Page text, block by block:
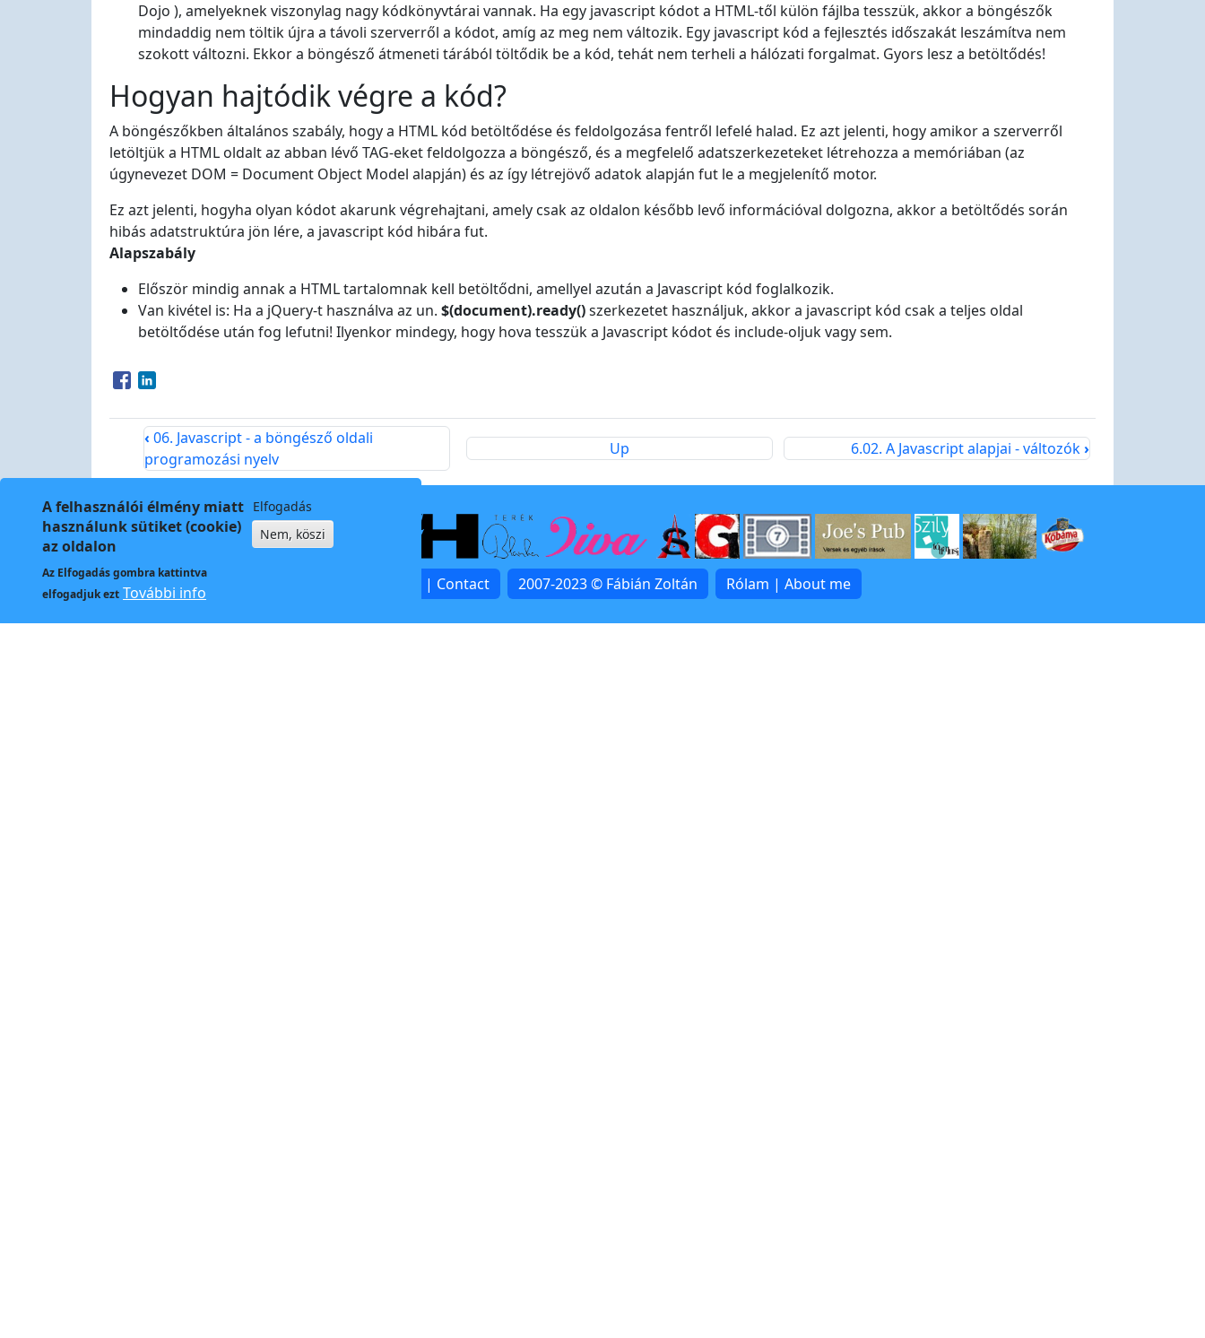
Dojo ), amelyeknek viszonylag nagy kódkönyvtárai vannak. Ha egy javascript kódot a HTML-től külön fájlba tesszük, akkor a böngészők
mindaddig nem töltik újra a távoli szerverről a kódot, amíg az meg nem változik. Egy javascript kód a fejlesztés időszakát leszámítva nem
szokott változni. Ekkor a böngésző átmeneti tárából töltődik be a kód, tehát nem terheli a hálózati forgalmat. Gyors lesz a betöltődés!
Hogyan hajtódik végre a kód?
A böngészőkben általános szabály, hogy a HTML kód betöltődése és feldolgozása fentről lefelé halad. Ez azt jelenti, hogy amikor a szerverről
letöltjük a HTML oldalt az abban lévő TAG-eket feldolgozza a böngésző, és a megfelelő adatszerkezeteket létrehozza a memóriában (az
úgynevezet DOM = Document Object Model alapján) és az így létrejövő adatok alapján fut le a megjelenítő motor.
Ez azt jelenti, hogyha olyan kódot akarunk végrehajtani, amely csak az oldalon később levő információval dolgozna, akkor a betöltődés során
hibás adatstruktúra jön lére, a javascript kód hibára fut.
Alapszabály
Először mindig annak a HTML tartalomnak kell betöltődni, amellyel azután a Javascript kód foglalkozik.
Van kivétel is: Ha a jQuery-t használva az un. $(document).ready()szerkezetet használjuk, akkor a javascript kód csak a teljes oldal
betöltődése után fog lefutni! Ilyenkor mindegy, hogy hova tesszük a Javascript kódot és include-oljuk vagy sem.
Opens in a new window
Opens in a new window
‹ 06. Javascript - a böngésző oldali
programozási nyelv
Up 6.02. A Javascript alapjai - változók›
Kapcsolat | Contact 2007-2023 © Fábián Zoltán Rólam | About me
A felhasználói élmény miatt
használunk sütiket (cookie)
az oldalon
Az Elfogadásgombra kattintva
elfogadjuk ezt További info
Elfogadás
Nem, köszi